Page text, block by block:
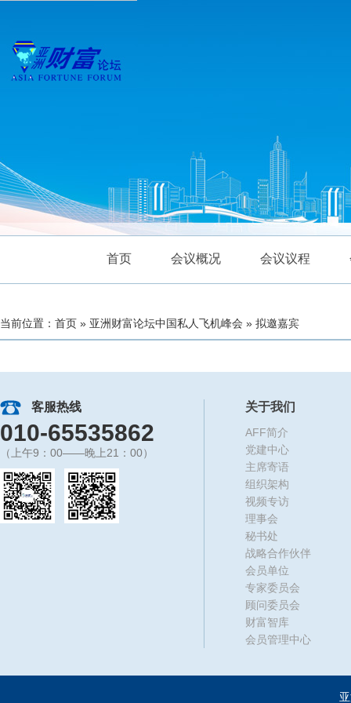
首页 会议概况 会议议程
当前位置：首页 » 亚洲财富论坛中国私人飞机峰会 » 拟邀嘉宾
客服热线
010-65535862
（上午9：00——晚上21：00）
关于我们
AFF简介
党建中心
主席寄语
组织架构
视频专访
理事会
秘书处
战略合作伙伴
会员单位
专家委员会
顾问委员会
财富智库
会员管理中心